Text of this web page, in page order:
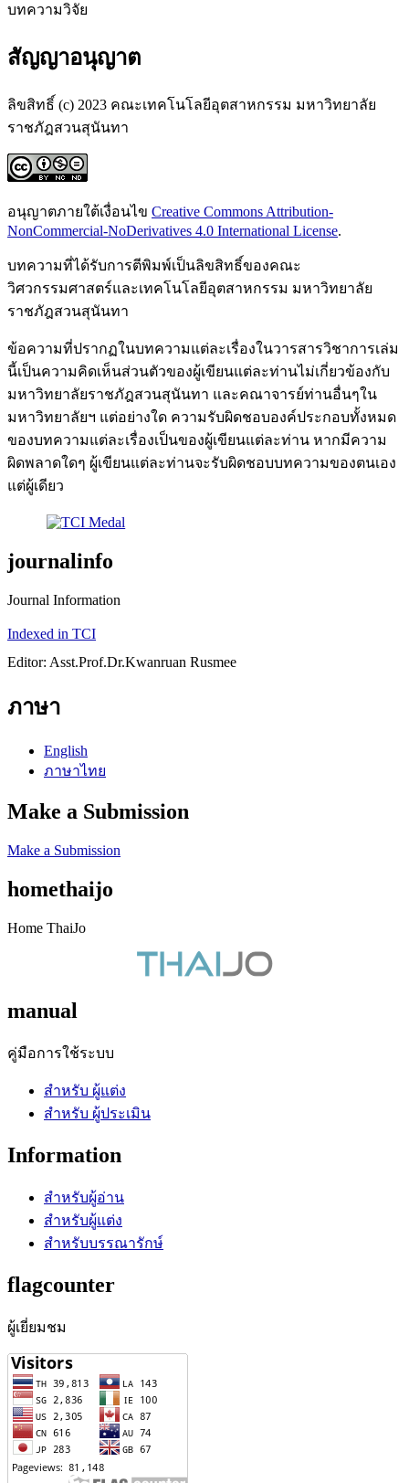
บทความวิจัย
สัญญาอนุญาต
ลิขสิทธิ์ (c) 2023 คณะเทคโนโลยีอุตสาหกรรม มหาวิทยาลัย
ราชภัฎสวนสุนันทา
อนุญาตภายใต้เงื่อนไข Creative Commons Attribution-
NonCommercial-NoDerivatives 4.0 International License.
บทความที่ได้รับการตีพิมพ์เป็นลิขสิทธิ์ของคณะ
วิศวกรรมศาสตร์และเทคโนโลยีอุตสาหกรรม มหาวิทยาลัย
ราชภัฎสวนสุนันทา
ข้อความที่ปรากฏในบทความแต่ละเรื่องในวารสารวิชาการเล่ม
นี้เป็นความคิดเห็นส่วนตัวของผู้เขียนแต่ละท่านไม่เกี่ยวข้องกับ
มหาวิทยาลัยราชภัฎสวนสุนันทา และคณาจารย์ท่านอื่นๆใน
มหาวิทยาลัยฯ แต่อย่างใด ความรับผิดชอบองค์ประกอบทั้งหมด
ของบทความแต่ละเรื่องเป็นของผู้เขียนแต่ละท่าน หากมีความ
ผิดพลาดใดๆ ผู้เขียนแต่ละท่านจะรับผิดชอบบทความของตนเอง
แต่ผู้เดียว
journalinfo
Journal Information
Indexed in TCI
Editor: Asst.Prof.Dr.Kwanruan Rusmee
ภาษา
English
ภาษาไทย
Make a Submission
Make a Submission
homethaijo
Home ThaiJo
manual
คู่มือการใช้ระบบ
สำหรับ ผู้แต่ง
สำหรับ ผู้ประเมิน
Information
สำหรับผู้อ่าน
สำหรับผู้แต่ง
สำหรับบรรณารักษ์
flagcounter
ผู้เยี่ยมชม